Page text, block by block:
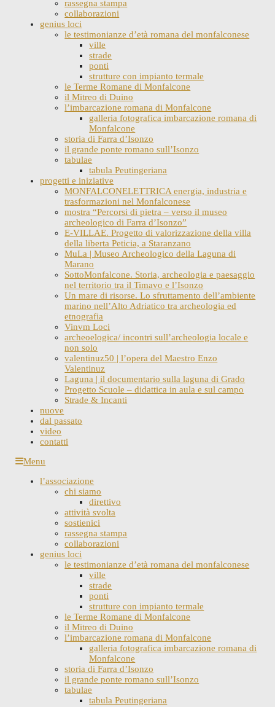
rassegna stampa
collaborazioni
genius loci
le testimonianze d’età romana del monfalconese
ville
strade
ponti
strutture con impianto termale
le Terme Romane di Monfalcone
il Mitreo di Duino
l’imbarcazione romana di Monfalcone
galleria fotografica imbarcazione romana di
Monfalcone
storia di Farra d’Isonzo
il grande ponte romano sull’Isonzo
tabulae
tabula Peutingeriana
progetti e iniziative
MONFALCONELETTRICA energia, industria e
trasformazioni nel Monfalconese
mostra “Percorsi di pietra – verso il museo
archeologico di Farra d’Isonzo”
E-VILLAE. Progetto di valorizzazione della villa
della liberta Peticia, a Staranzano
MuLa | Museo Archeologico della Laguna di
Marano
SottoMonfalcone. Storia, archeologia e paesaggio
nel territorio tra il Timavo e l’Isonzo
Un mare di risorse. Lo sfruttamento dell’ambiente
marino nell’Alto Adriatico tra archeologia ed
etnografia
Vinvm Loci
archeoelogica/ incontri sull’archeologia locale e
non solo
valentinuz50 | l’opera del Maestro Enzo
Valentinuz
Laguna | il documentario sulla laguna di Grado
Progetto Scuole – didattica in aula e sul campo
Strade & Incanti
nuove
dal passato
video
contatti
Skip
content
Menu
l’associazione
chi siamo
direttivo
attività svolta
sostienici
rassegna stampa
collaborazioni
genius loci
le testimonianze d’età romana del monfalconese
ville
strade
ponti
strutture con impianto termale
le Terme Romane di Monfalcone
il Mitreo di Duino
l’imbarcazione romana di Monfalcone
galleria fotografica imbarcazione romana di
Monfalcone
storia di Farra d’Isonzo
il grande ponte romano sull’Isonzo
tabulae
tabula Peutingeriana